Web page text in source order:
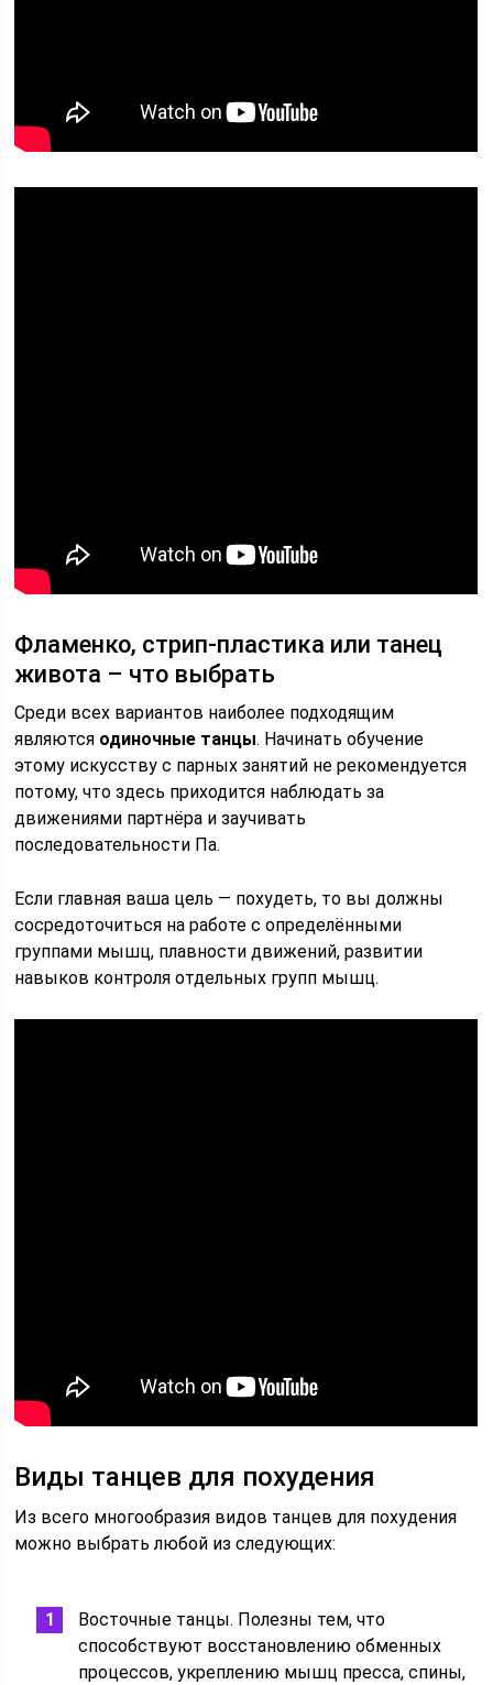
Фламенко, стрип-пластика или танец
живота – что выбрать
Среди всех вариантов наиболее подходящим
являются одиночные танцы. Начинать обучение
этому искусству с парных занятий не рекомендуется
потому, что здесь приходится наблюдать за
движениями партнёра и заучивать
последовательности Па.
Если главная ваша цель — похудеть, то вы должны
сосредоточиться на работе с определёнными
группами мышц, плавности движений, развитии
навыков контроля отдельных групп мышц.
Виды танцев для похудения
Из всего многообразия видов танцев для похудения
можно выбрать любой из следующих:
Восточные танцы. Полезны тем, что
способствуют восстановлению обменных
процессов, укреплению мышц пресса, спины,